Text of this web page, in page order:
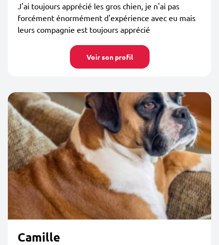
J'ai toujours apprécié les gros chien, je n'ai pas
forcément énormément d'expérience avec eu mais
leurs compagnie est toujours apprécié
Voir son profil
Camille